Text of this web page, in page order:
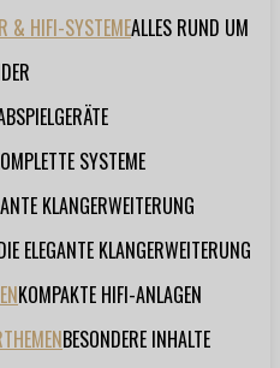
& HIFI-SYSTEMEALLES RUND UM
SYSTEME
KLANGERWEITERUNG
ELEGANTE KLANGERWEITERUNG
KOMPAKTE HIFI-ANLAGEN
BESONDERE INHALTE